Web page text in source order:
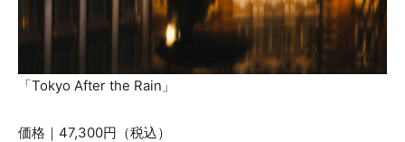
「Tokyo After the Rain」
価格｜47,300円（税込）